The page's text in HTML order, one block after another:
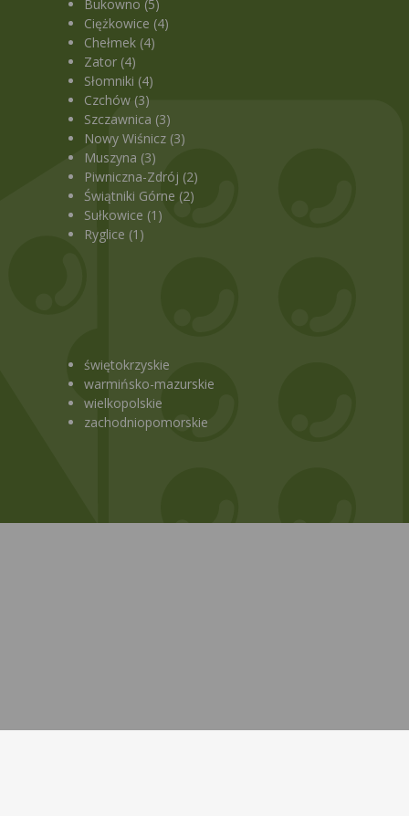
Bukowno (5)
Ciężkowice (4)
Chełmek (4)
Zator (4)
Słomniki (4)
Czchów (3)
Szczawnica (3)
Nowy Wiśnicz (3)
Muszyna (3)
Piwniczna-Zdrój (2)
Świątniki Górne (2)
Sułkowice (1)
Ryglice (1)
świętokrzyskie
warmińsko-mazurskie
wielkopolskie
zachodniopomorskie